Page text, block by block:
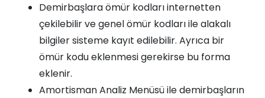
Demirbaşlara ömür kodları internetten
çekilebilir ve genel ömür kodları ile alakalı
bilgiler sisteme kayıt edilebilir. Ayrıca bir
ömür kodu eklenmesi gerekirse bu forma
eklenir.
Amortisman Analiz Menüsü ile demirbaşların